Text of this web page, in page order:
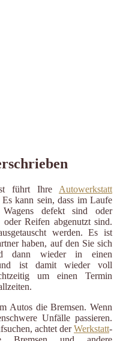
führt Ihre Autowerkstatt
kann sein, dass im Laufe
defekt sind oder
Reifen abgenutzt sind.
werden. Es ist
haben, auf den Sie sich
dann wieder in einen
und ist damit wieder voll
um einen Termin
Autos die Bremsen. Wenn
Unfälle passieren.
achtet derWerkstatt-